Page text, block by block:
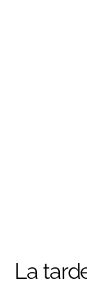
La tarde comenzó con un